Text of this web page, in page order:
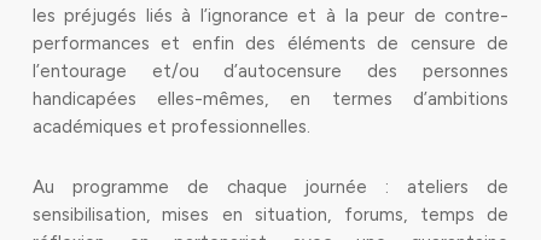
les préjugés liés à l’ignorance et à la peur de contre-
performances et enfin des éléments de censure de
l’entourage et/ou d’autocensure des personnes
handicapées elles-mêmes, en termes d’ambitions
académiques et professionnelles.
Au programme de chaque journée : ateliers de
sensibilisation, mises en situation, forums, temps de